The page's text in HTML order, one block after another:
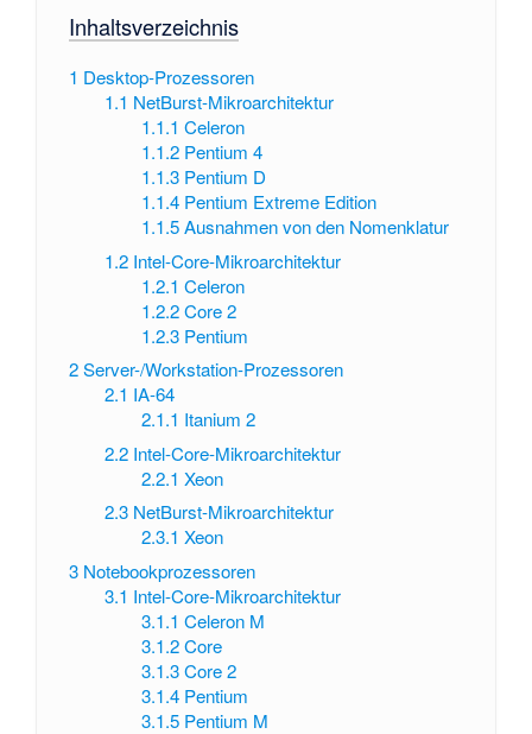
Inhaltsverzeichnis
1 Desktop-Prozessoren
1.1 NetBurst-Mikroarchitektur
1.1.1 Celeron
1.1.2 Pentium 4
1.1.3 Pentium D
1.1.4 Pentium Extreme Edition
1.1.5 Ausnahmen von den Nomenklatur
1.2 Intel-Core-Mikroarchitektur
1.2.1 Celeron
1.2.2 Core 2
1.2.3 Pentium
2Server-/Workstation-Prozessoren
2.1 IA-64
2.1.1 Itanium 2
2.2 Intel-Core-Mikroarchitektur
2.2.1 Xeon
2.3 NetBurst-Mikroarchitektur
2.3.1 Xeon
3 Notebookprozessoren
3.1 Intel-Core-Mikroarchitektur
3.1.1 Celeron M
3.1.2 Core
3.1.3 Core 2
3.1.4 Pentium
3.1.5 Pentium M